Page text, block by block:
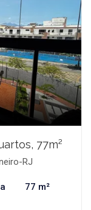
77m²
RJ
77 m²